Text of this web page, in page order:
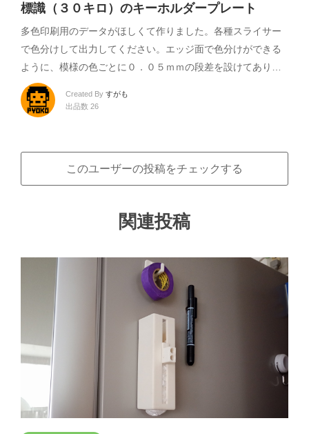
標識（３０キロ）のキーホルダープレート
多色印刷用のデータがほしくて作りました。各種スライサー
で色分けして出力してください。エッジ面で色分けができる
ように、模様の色ごとに０．０５ｍｍの段差を設けてあり…
Created By すがも
出品数 26
このユーザーの投稿をチェックする
関連投稿